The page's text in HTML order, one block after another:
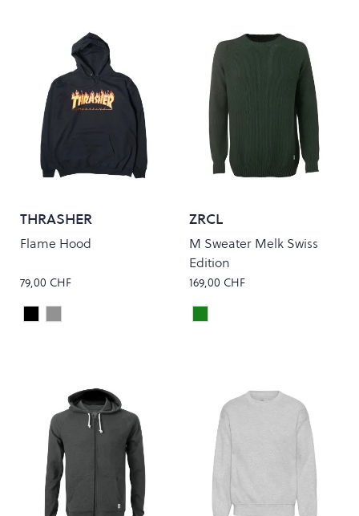
THRASHER
Flame Hood
79,00 CHF
Colour
BlackGrey
ZRCL
M Sweater Melk Swiss
Edition
169,00 CHF
Colour
Dark Green